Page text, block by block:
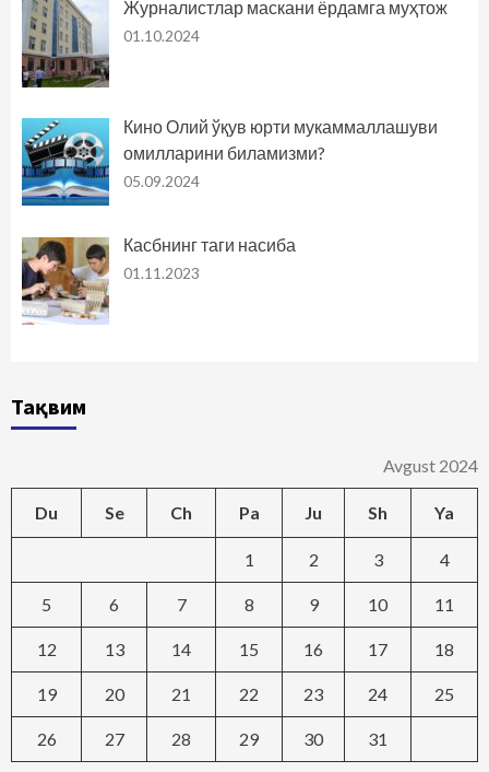
Журналистлар маскани ёрдамга муҳтож
01.10.2024
Кино Олий ўқув юрти мукаммаллашуви
омилларини биламизми?
05.09.2024
Касбнинг таги насиба
01.11.2023
Тақвим
Avgust 2024
Du Se Ch Pa Ju Sh Ya
1 2 3 4
5 6 7 8 9 10 11
12 13 14 15 16 17 18
19 20 21 22 23 24 25
26 27 28 29 30 31